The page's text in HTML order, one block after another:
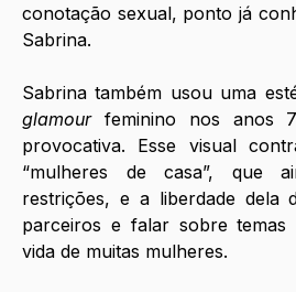
conotação sexual, ponto já
Sabrina.
glamour feminino nos anos
provocativa. Esse visual
“mulheres de casa”, que
restrições, e a liberdade dela
parceiros e falar sobre
vida de muitas mulheres.